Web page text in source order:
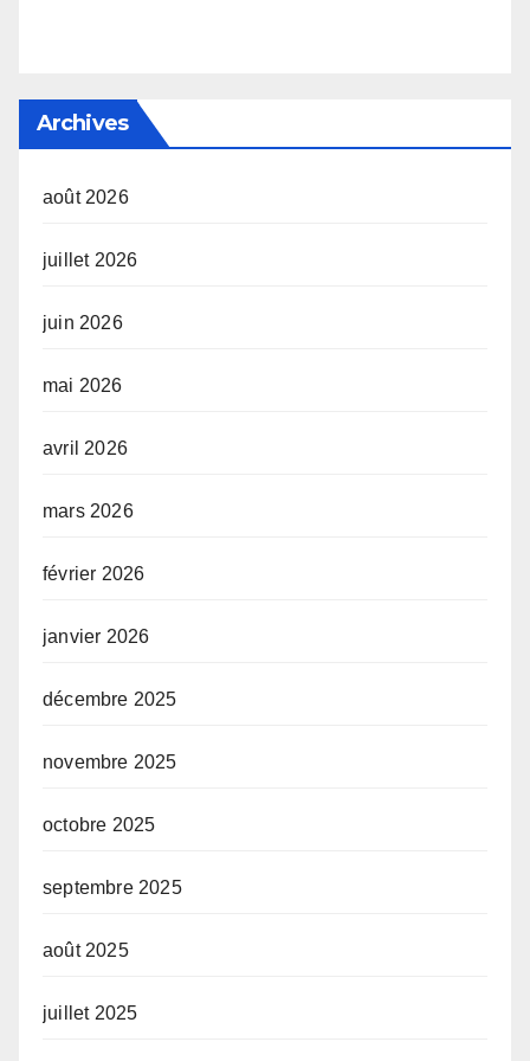
Archives
août 2026
juillet 2026
juin 2026
mai 2026
avril 2026
mars 2026
février 2026
janvier 2026
décembre 2025
novembre 2025
octobre 2025
septembre 2025
août 2025
juillet 2025